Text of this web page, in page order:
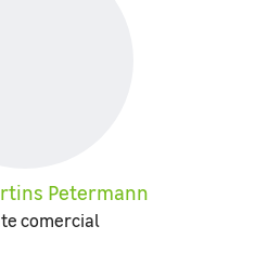
Petermann
comercial